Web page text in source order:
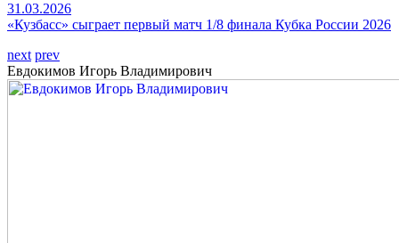
31.03.2026
«Кузбасс» сыграет первый матч 1/8 финала Кубка России 2026
next prev
Евдокимов Игорь Владимирович